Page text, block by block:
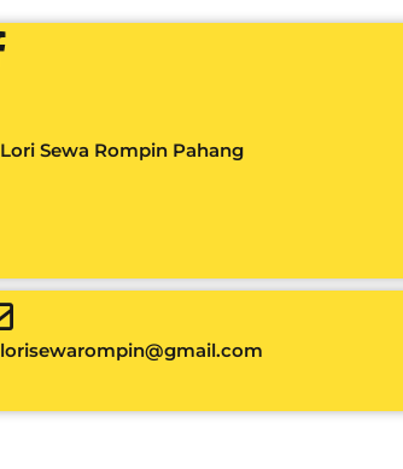
Lori Sewa Rompin Pahang
lorisewarompin@gmail.com